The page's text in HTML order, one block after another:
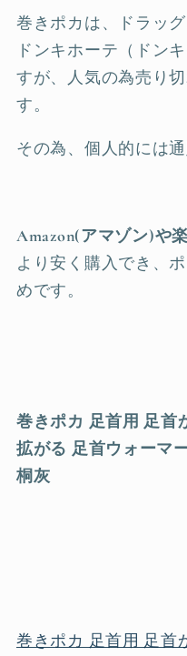
巻きポカは、ドラッ
ドンキホーテ（ドン
すが、人気の為売り
す。
その為、個人的には
Amazon(アマゾン)や
より安く購入でき、
めです。
巻きポカ 足首用 足首
拡がる 足首ウォーマ
桐灰
巻きポカ 足首用 足首